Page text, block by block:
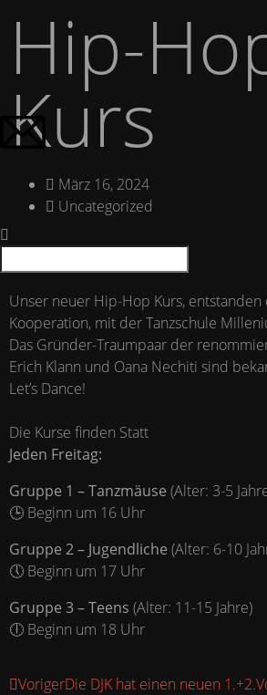
Hip-
Kurs
März 16, 2024
Uncategorized
Unser neuer Hip-Hop Kurs,
Kooperation, mit der Tanzschule
Das Gründer-Traumpaar der
Erich Klann und Oana Nechiti sind
Let’s Dance!
Die Kurse finden Statt
Jeden Freitag:
Gruppe 1 – Tanzmäuse (Alter: 3-5
🕒 Beginn um 16 Uhr
Gruppe 2 – Jugendliche (Alter: 6-10
🕔 Beginn um 17 Uhr
Gruppe 3 – Teens (Alter: 11-15 Jahre)
🕕 Beginn um 18 Uhr
VorigerDie DJK hat einen neuen